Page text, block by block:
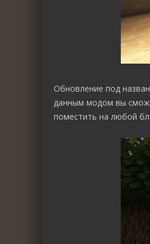
Обновление под
данным модом вы
поместить на любой